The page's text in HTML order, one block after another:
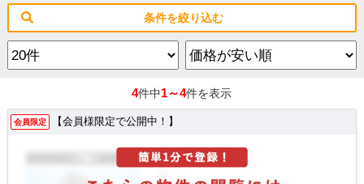
条件を絞り込む
4件中1～4件を表示
会員限定 【会員様限定で公開中！】